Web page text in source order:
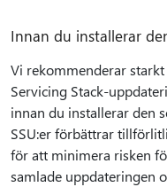
Innan du installerar
Vi rekommenderar
Servicing Stack-
innan du installerar den
SSU:er förbättrar
för att minimera risken
samlade uppdateringen